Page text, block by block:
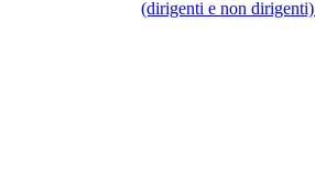
(dirigenti e non dirigenti)